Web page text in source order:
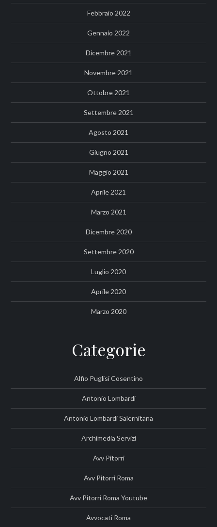
Febbraio 2022
Gennaio 2022
Dicembre 2021
Novembre 2021
Ottobre 2021
Settembre 2021
Agosto 2021
Giugno 2021
Maggio 2021
Aprile 2021
Marzo 2021
Dicembre 2020
Settembre 2020
Luglio 2020
Aprile 2020
Marzo 2020
Categorie
Alfio Puglisi Cosentino
Antonio Lombardi
Antonio Lombardi Salernitana
Archimedia Servizi
Avv Pitorri
Avv Pitorri Roma
Avv Pitorri Roma Youtube
Avvocati Roma